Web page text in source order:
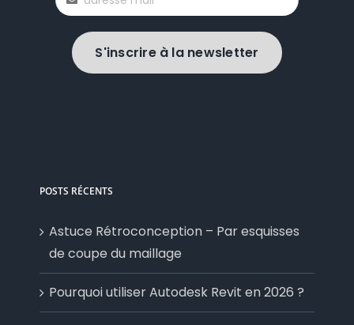
S'inscrire à la newsletter
POSTS RÉCENTS
Astuce Rétroconception – Par esquisses
de coupe du maillage
Pourquoi utiliser Autodesk Revit en 2026 ?